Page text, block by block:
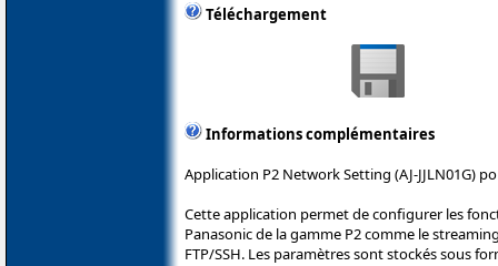
Téléchargement
Informations complémentaires
Application P2 Network Setting (AJ-JJLN01G)
Cette application permet de configurer les
Panasonic de la gamme P2 comme le
FTP/SSH. Les paramètres sont stockés sous